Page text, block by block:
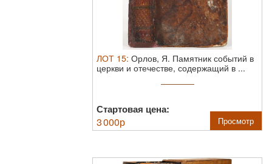
ЛОТ 15: Орлов, Я. Памятник событий в
церкви и отечестве, содержащий в ...
Стартовая цена:
3 000р Просмотр